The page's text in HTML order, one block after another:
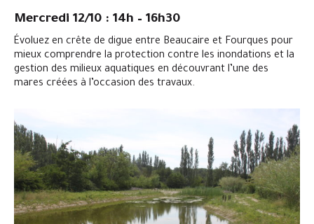
Mercredi 12/10 : 14h – 16h30
Évoluez en crête de digue entre Beaucaire et Fourques pour
mieux comprendre la protection contre les inondations et la
gestion des milieux aquatiques en découvrant l’une des
mares créées à l’occasion des travaux.